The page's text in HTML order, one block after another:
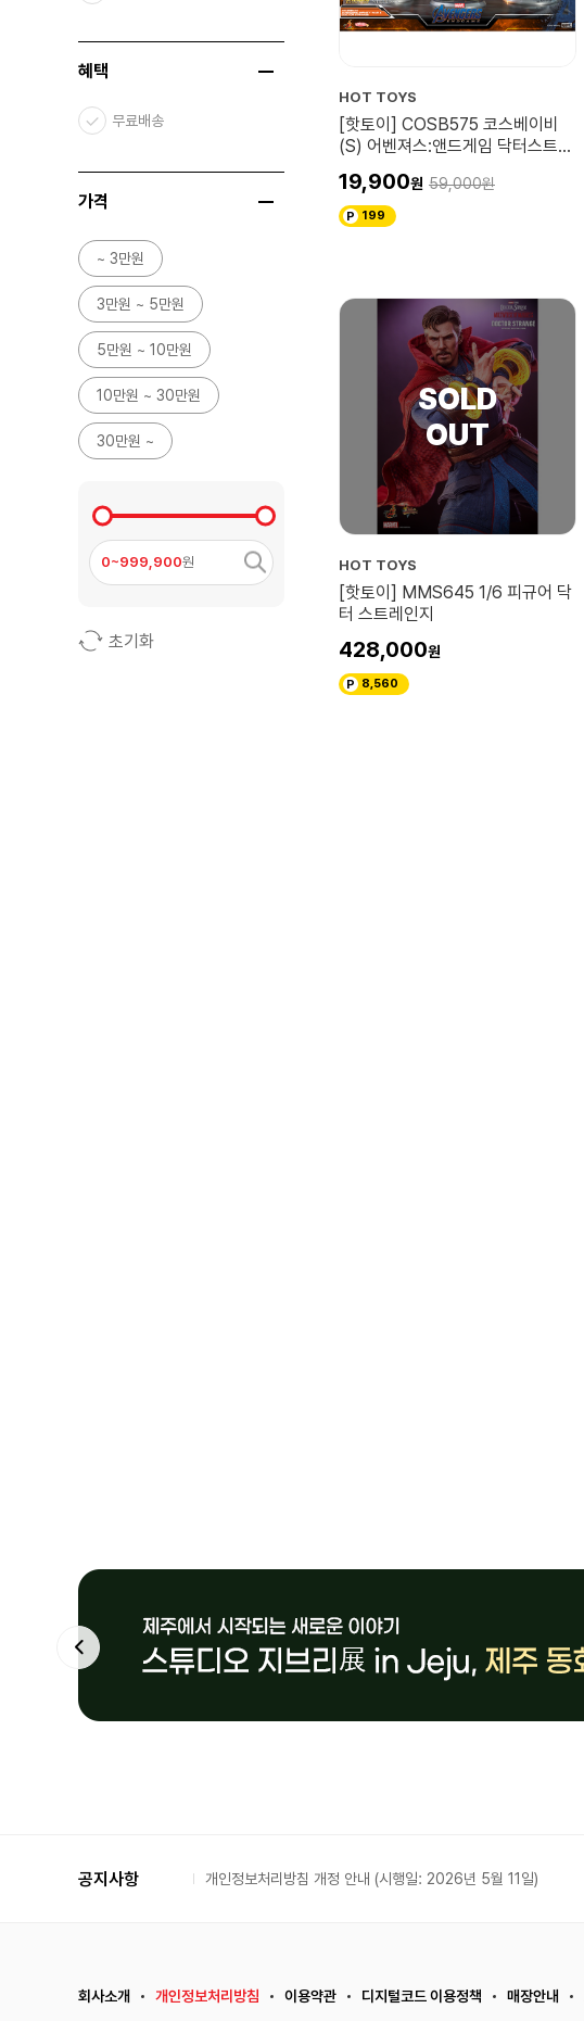
혜택
무료배송
가격
~ 3만원
3만원 ~ 5만원
5만원 ~ 10만원
10만원 ~ 30만원
30만원 ~
0~999,900원
초기화
HOT TOYS
[핫토이] COSB575 코스베이비
(S) 어벤져스:앤드게임 닥터스트레
트
19,900 59,000
199
HOT TOYS
[핫토이] MMS645 1/6 피규어 닥
터 스트레인지
428,000
8,560
공지사항 개인정보처리방침 개정 안내 (시행일: 2026년 5월 11일)
회사소개 개인정보처리방침 이용약관 디지털코드 이용정책 매장안내